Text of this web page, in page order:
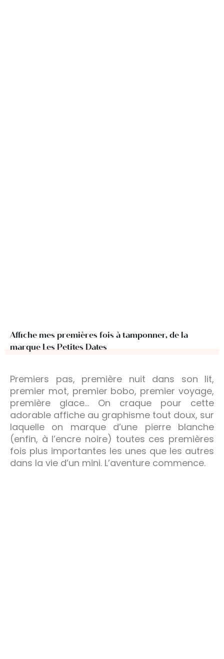
Affiche mes premières fois à tamponner, de la
marque Les Petites Dates
Premiers pas, première nuit dans son lit,
premier mot, premier bobo, premier voyage,
première glace… On craque pour cette
adorable affiche au graphisme tout doux, sur
laquelle on marque d’une pierre blanche
(enfin, à l’encre noire) toutes ces premières
fois plus importantes les unes que les autres
dans la vie d’un mini. L’aventure commence.